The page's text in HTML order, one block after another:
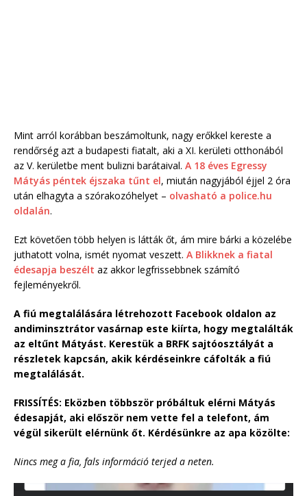
Mint arról korábban beszámoltunk, nagy erőkkel kereste a
rendőrség azt a budapesti fiatalt, aki a XI. kerületi otthonából
az V. kerületbe ment bulizni barátaival. A 18 éves Egressy
Mátyás péntek éjszaka tűnt el, miután nagyjából éjjel 2 óra
után elhagyta a szórakozóhelyet – olvasható a police.hu
oldalán.
Ezt követően több helyen is látták őt, ám mire bárki a közelébe
juthatott volna, ismét nyomat veszett. A Blikknek a fiatal
édesapja beszélt az akkor legfrissebbnek számító
fejleményekről.
A fiú megtalálására létrehozott Facebook oldalon az
andiminsztrátor vasárnap este kiírta, hogy megtalálták
az eltűnt Mátyást. Kerestük a BRFK sajtóosztályát a
részletek kapcsán, akik kérdéseinkre cáfolták a fiú
megtalálását.
FRISSÍTÉS: Eközben többször próbáltuk elérni Mátyás
édesapját, aki először nem vette fel a telefont, ám
végül sikerült elérnünk őt. Kérdésünkre az apa közölte:
Nincs meg a fia, fals információ terjed a neten.